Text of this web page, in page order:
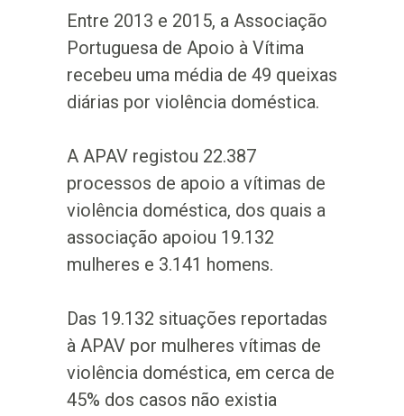
Entre 2013 e 2015, a Associação
Portuguesa de Apoio à Vítima
recebeu uma média de 49 queixas
diárias por violência doméstica.
A APAV registou 22.387
processos de apoio a vítimas de
violência doméstica, dos quais a
associação apoiou 19.132
mulheres e 3.141 homens.
Das 19.132 situações reportadas
à APAV por mulheres vítimas de
violência doméstica, em cerca de
45% dos casos não existia